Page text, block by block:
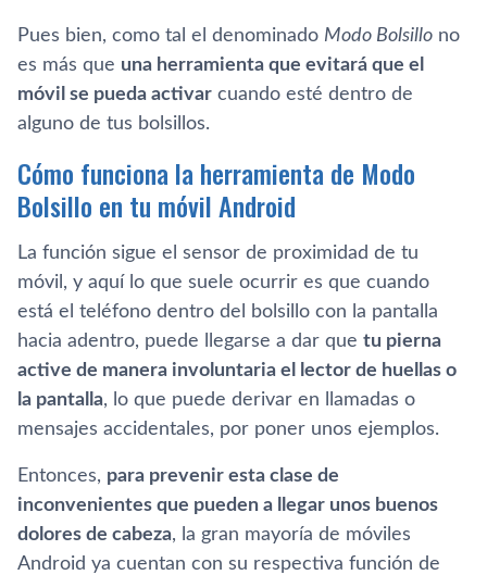
Pues bien, como tal el denominado Modo Bolsillo no
es más que una herramienta que evitará que el
móvil se pueda activar cuando esté dentro de
alguno de tus bolsillos.
Cómo funciona la herramienta de Modo
Bolsillo en tu móvil Android
La función sigue el sensor de proximidad de tu
móvil, y aquí lo que suele ocurrir es que cuando
está el teléfono dentro del bolsillo con la pantalla
hacia adentro, puede llegarse a dar que tu pierna
active de manera involuntaria el lector de huellas o
la pantalla, lo que puede derivar en llamadas o
mensajes accidentales, por poner unos ejemplos.
Entonces, para prevenir esta clase de
inconvenientes que pueden a llegar unos buenos
dolores de cabeza, la gran mayoría de móviles
Android ya cuentan con su respectiva función de